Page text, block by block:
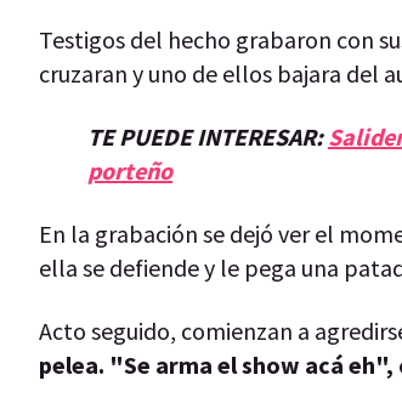
Testigos del hecho grabaron con
cruzaran y uno de ellos bajara del
TE PUEDE INTERESAR:
porteño
En la grabación se dejó ver el
ella se defiende y le pega una
Acto seguido, comienzan a
pelea. "Se arma el show acá